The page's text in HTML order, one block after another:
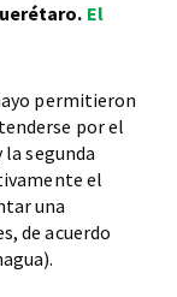
El
permitieron
por el
segunda
el
una
de acuerdo